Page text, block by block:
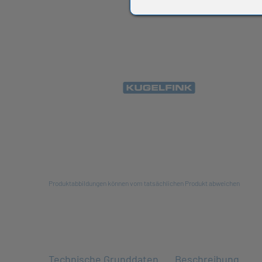
Produktabbildungen können vom tatsächlichen Produkt abweichen
Technische Grunddaten Beschreibung